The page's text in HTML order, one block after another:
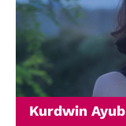
Kurdwin Ayub